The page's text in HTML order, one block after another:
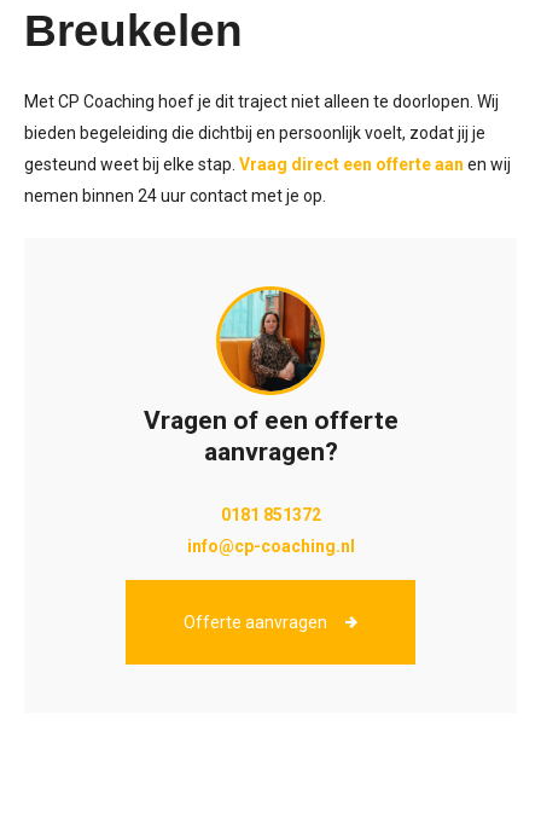
Breukelen
Met CP Coaching hoef je dit traject niet alleen te doorlopen. Wij
bieden begeleiding die dichtbij en persoonlijk voelt, zodat jij je
gesteund weet bij elke stap. Vraag direct een offerte aan en wij
nemen binnen 24 uur contact met je op.
Vragen of een offerte
aanvragen?
0181 851372
info@cp-coaching.nl
Offerte aanvragen